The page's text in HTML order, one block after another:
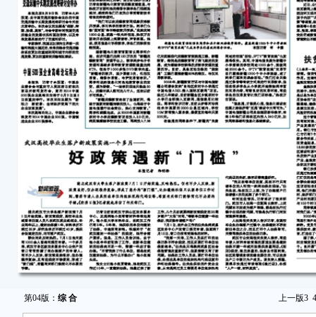
第04版： 综 合 上一版3 4